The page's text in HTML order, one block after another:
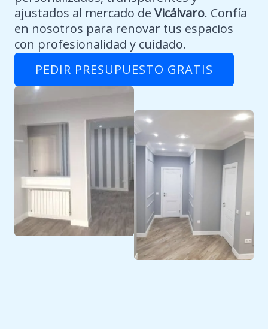
ajustados al mercado de Vicálvaro. Confía
en nosotros para renovar tus espacios
con profesionalidad y cuidado.
PEDIR PRESUPUESTO GRATIS